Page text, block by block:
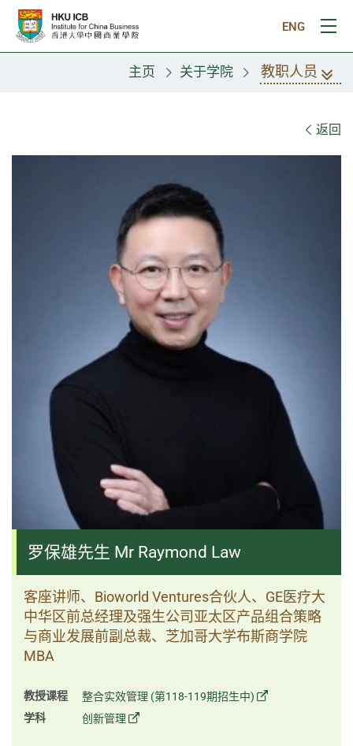
跳往主要内容
ENG
打
主页 关于学院 教职人员
返回
罗保雄先生 Mr Raymond Law
客座讲师、Bioworld Ventures合伙人、GE医疗大
中华区前总经理及强生公司亚太区产品组合策略
与商业发展前副总裁、芝加哥大学布斯商学院
MBA
教授课程
整合实效管理 (第118-119期招生中)
学科
创新管理